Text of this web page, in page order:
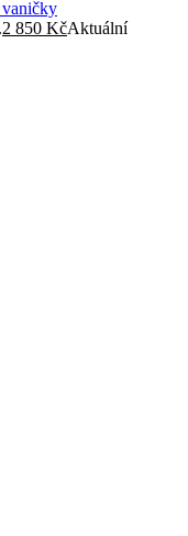
vaničky
2 850 KčAktuální